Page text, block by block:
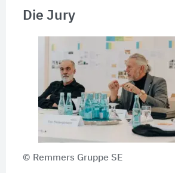
Die Jury
© Remmers Gruppe SE